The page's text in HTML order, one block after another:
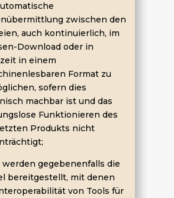
zwischen den
auch kontinuierlich, im
Download oder in
in einem
Format zu
sofern dies
machbar ist und das
Funktionieren des
Produkts nicht
werden gegebenenfalls die
bereitgestellt, mit denen
von Tools für